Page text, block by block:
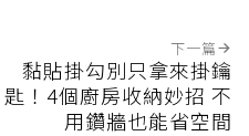
下一篇
黏貼掛勾別只拿來掛鑰
匙！4個廚房收納妙招 不
用鑽牆也能省空間